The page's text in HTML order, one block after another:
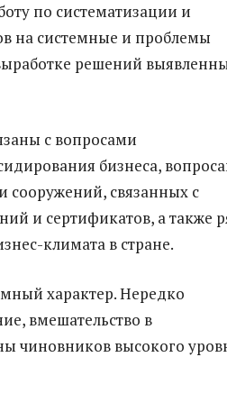
по систематизации и
на системные и проблемы
решений
с вопросами
бизнеса,
связанных с
и сертификатов, а также
климата в стране.
характер. Нередко
вмешательство в
чиновников высокого